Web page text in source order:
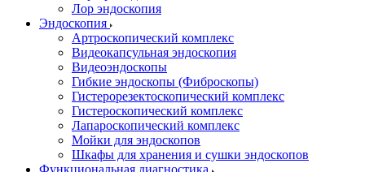
Лор эндоскопия
Эндоскопия
Артроскопический комплекс
Видеокапсульная эндоскопия
Видеоэндоскопы
Гибкие эндоскопы (Фиброcкопы)
Гистерорезектоскопический комплекс
Гистероскопический комплекс
Лапароскопический комплекс
Мойки для эндоскопов
Шкафы для хранения и сушки эндоскопов
Функциональная диагностика